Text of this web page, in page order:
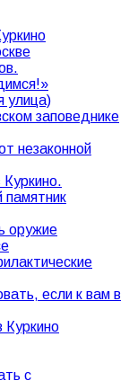
улица)
заповеднике
незаконной
памятник
оружие
если к вам в
Куркино
с